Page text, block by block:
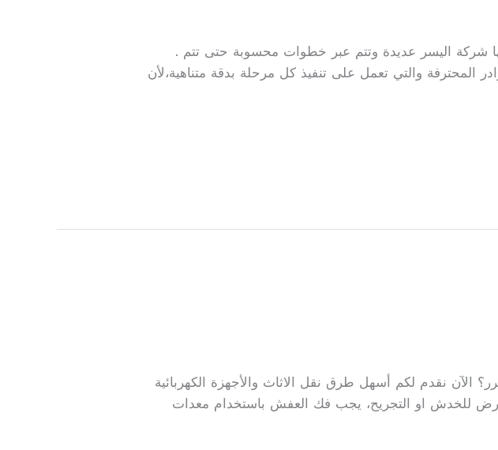
شركة اليسر عديدة وتتم عبر خطوات محسوبة حتى تتم .
المحترفة والتي تعمل على تنفيذ كل مرحلة بدقة متناهية،لأن
الآن نقدم لكم أسهل طرق نقل الاثاث والأجهزة الكهربائية
للخدش او التجريح، يجب فك العفش باستخدام معدات